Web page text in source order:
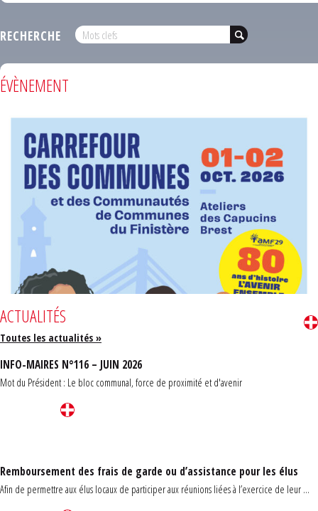
RECHERCHE
ÉVÈNEMENT
ACTUALITÉS
Toutes les actualités »
INFO-MAIRES N°116 – JUIN 2026
Mot du Président : Le bloc communal, force de proximité et d'avenir
Remboursement des frais de garde ou d’assistance pour les élus
Afin de permettre aux élus locaux de participer aux réunions liées à l’exercice de leur ...